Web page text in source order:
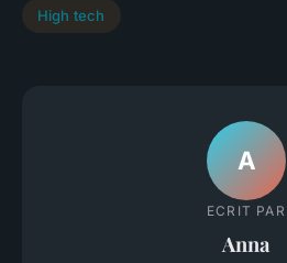
High tech
A
ECRIT PAR
Anna